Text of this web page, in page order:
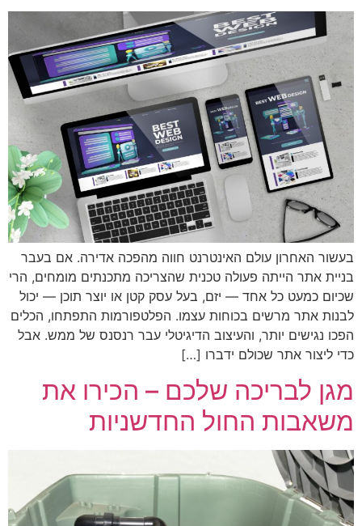
בעשור האחרון עולם האינטרנט חווה מהפכה אדירה. אם בעבר
בניית אתר הייתה פעולה טכנית שהצריכה מתכנתים מומחים, הרי
שכיום כמעט כל אחד — יזם, בעל עסק קטן או יוצר תוכן — יכול
לבנות אתר מרשים בכוחות עצמו. הפלטפורמות התפתחו, הכלים
הפכו נגישים יותר, והעיצוב הדיגיטלי עבר רנסנס של ממש. אבל
כדי ליצור אתר שכולם ידברו […]
מגן לבריכה שלכם – הכירו את
משאבות החול החדשניות